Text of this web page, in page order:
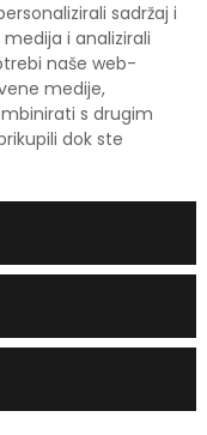
sadržaj i
i analizirali
naše web-
medije,
s drugim
dok ste